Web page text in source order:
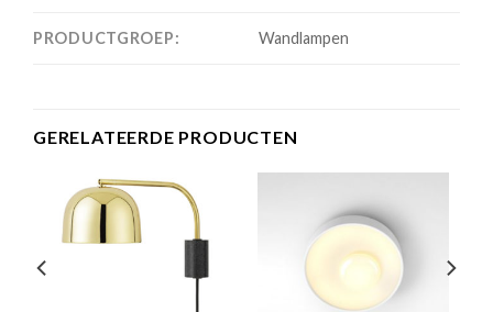
PRODUCTGROEP: Wandlampen
GERELATEERDE PRODUCTEN